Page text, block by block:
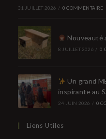
31 JUILLET 2026 / 0 COMMENTAIRE
Nouveauté
8 JUILLET 2026 / 0
Un grand
inspirante au
24 JUIN 2026 / 0
Liens Utiles